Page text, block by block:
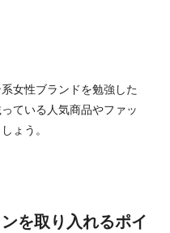
女性ブランドを勉強した
ている人気商品やファッ
ょう。
を取り入れるポイ